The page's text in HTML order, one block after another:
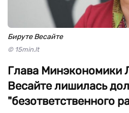
Бируте Весайте
© 15min.lt
Глава Минэкономики
Весайте лишилась
"безответственного